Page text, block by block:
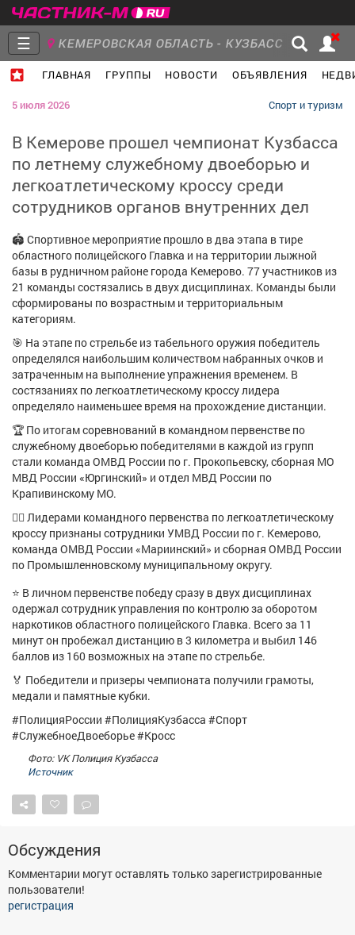
☰ КЕМЕРОВСКАЯ ОБЛАСТЬ - КУЗБАСС
ГЛАВНАЯ ГРУППЫ НОВОСТИ ОБЪЯВЛЕНИЯ
Объявления Недвижимость Услуги
Работа Транспорт Компании
Афиша Обучение Проекты
Товары Поздравления Погода
ТВ программа Я - пенсионер
5 июля 2026 Спорт и туризм
В Кемерове прошел чемпионат Кузбасса
по летнему служебному двоеборью и
легкоатлетическому кроссу среди
сотрудников органов внутренних дел
🏟️ Спортивное мероприятие прошло в два этапа в тире
областного полицейского Главка и на территории лыжной
базы в рудничном районе города Кемерово. 77 участников из
21 команды состязались в двух дисциплинах. Команды были
сформированы по возрастным и территориальным
категориям.
🎯 На этапе по стрельбе из табельного оружия победитель
определялся наибольшим количеством набранных очков и
затраченным на выполнение упражнения временем. В
состязаниях по легкоатлетическому кроссу лидера
определяло наименьшее время на прохождение дистанции.
🏆 По итогам соревнований в командном первенстве по
служебному двоеборью победителями в каждой из групп
стали команда ОМВД России по г. Прокопьевску, сборная МО
МВД России «Юргинский» и отдел МВД России по
Крапивинскому МО.
🏃‍♂️ Лидерами командного первенства по легкоатлетическому
кроссу признаны сотрудники УМВД России по г. Кемерово,
команда ОМВД России «Мариинский» и сборная ОМВД России
по Промышленновскому муниципальному округу.
⭐ В личном первенстве победу сразу в двух дисциплинах
одержал сотрудник управления по контролю за оборотом
наркотиков областного полицейского Главка. Всего за 11
минут он пробежал дистанцию в 3 километра и выбил 146
баллов из 160 возможных на этапе по стрельбе.
🏅 Победители и призеры чемпионата получили грамоты,
медали и памятные кубки.
#ПолицияРоссии #ПолицияКузбасса #Спорт
#СлужебноеДвоеборье #Кросс
Фото: VK Полиция Кузбасса
Источник
Обсуждения
Комментарии могут оставлять только зарегистрированные
пользователи!
регистрация